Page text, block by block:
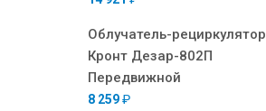
Облучатель-рециркулятор
Кронт Дезар-802П
Передвижной
8 259₽